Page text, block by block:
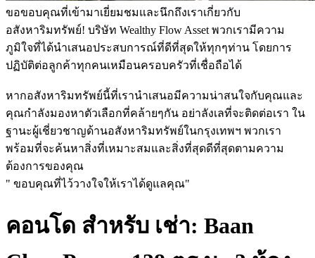
ขอขอบคุณที่เข้ามาเยี่ยมชมและนึกถึงเราเกี่ยวกับ
อสังหาริมทรัพย์! บริษัท Wealthy Flow Asset พวกเรามีความ
ภูมิใจที่ได้นำเสนอประสบการณ์ที่ดีที่สุดให้ทุกๆท่าน โดยการ
ปฏิบัติต่อลูกค้าทุกคนเหมือนครอบครัวที่เชื่อถือได้
หากอสังหาริมทรัพย์นี้ที่เรานำเสนอมีความน่าสนใจกับคุณและ
คุณกำลังมองหาตัวเลือกที่คล้ายๆกัน อย่าลังเลที่จะติดต่อเรา ใน
ฐานะผู้เชี่ยวชาญด้านอสังหาริมทรัพย์ในกรุงเทพฯ พวกเรา
พร้อมที่จะค้นหาสิ่งที่เหมาะสมและสิ่งที่สุดดีที่สุดตามความ
ต้องการของคุณ
" ขอบคุณที่ไว้วางใจให้เราได้ดูแลคุณ"
คอนโด สำหรับ เช่า: Baan